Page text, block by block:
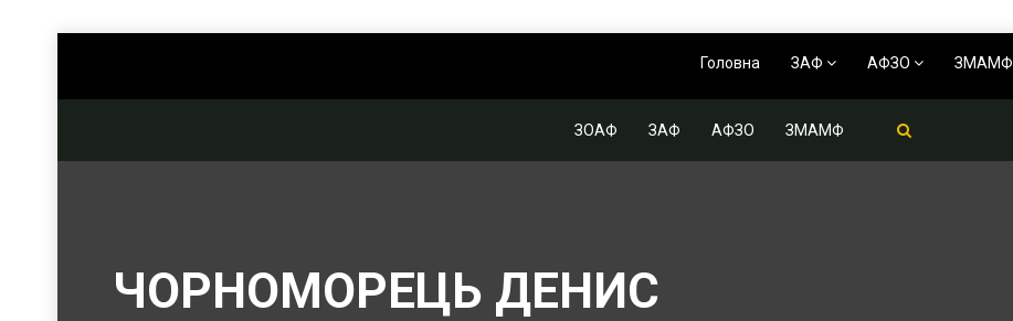
Головна ЗАФ АФЗО ЗМАМФ
ЗОАФ ЗАФ АФЗО ЗМАМФ
ЧОРНОМОРЕЦЬ ДЕНИС